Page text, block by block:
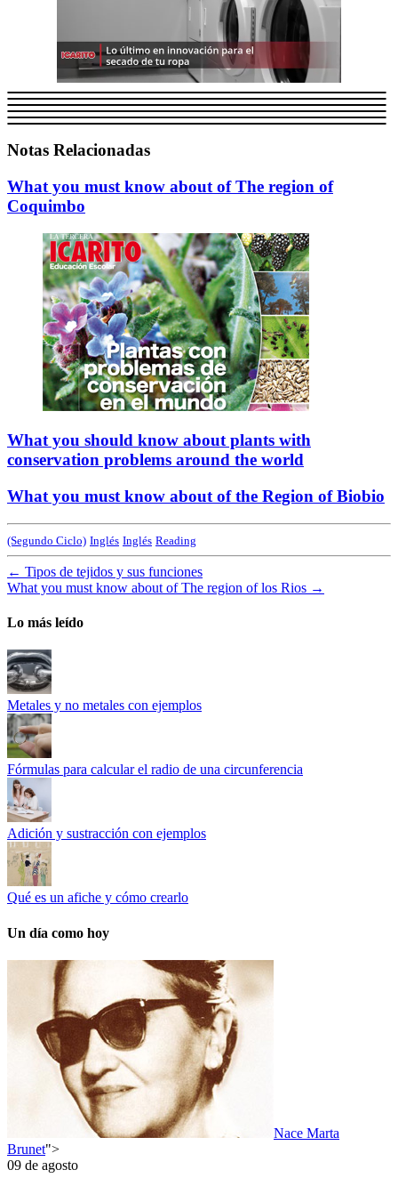
Notas Relacionadas
What you must know about of The region of
Coquimbo
What you should know about plants with
conservation problems around the world
What you must know about of the Region of Biobio
(Segundo Ciclo) Inglés Inglés Reading
← Tipos de tejidos y sus funciones
What you must know about of The region of los Rios →
Lo más leído
Metales y no metales con ejemplos
Fórmulas para calcular el radio de una circunferencia
Adición y sustracción con ejemplos
Qué es un afiche y cómo crearlo
Un día como hoy
Nace Marta
Brunet">
09 de agosto